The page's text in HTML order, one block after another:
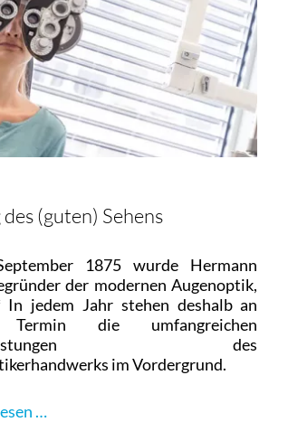
des (guten) Sehens
1875 wurde Hermann
der modernen Augenoptik,
In jedem Jahr stehen deshalb an
Termin die umfangreichen
des
im Vordergrund.
…